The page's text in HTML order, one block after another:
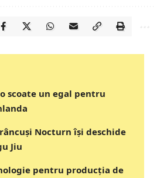
scoate un egal pentru
Nocturn își deschide
Jiu
pentru producția de